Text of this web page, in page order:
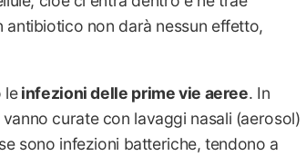
non darà nessun effetto,
leinfezioni delle prime vie aeree. In
curate con lavaggi nasali (aerosol)
sono infezioni batteriche, tendono a